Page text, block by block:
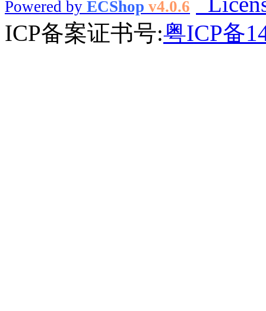
Powered by ECShop v4.0.6
ICP备案证书号:粤ICP备